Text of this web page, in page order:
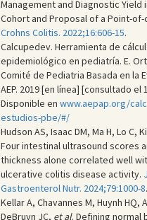
Management and Diagnostic Yield
Cohort and Proposal of a Point-
Crohns Colitis. 2022;16:606-15.
Calcupedev. Herramienta de
epidemiológico en pediatría. E.
Comité de Pediatria Basada en la
AEP. 2019 [en línea] [consultado el
Disponible en www.aepap.org/
estudios-pbe/#/
Hudson AS, Isaac DM, Ma H, Lo C,
Four intestinal ultrasound scores
thickness alone correlated well
ulcerative colitis disease activity.
Gastroenterol Nutr. 2024;79:1000-8.
Kellar A, Chavannes M, Huynh HQ,
DeBruyn JC, et al. Defining normal